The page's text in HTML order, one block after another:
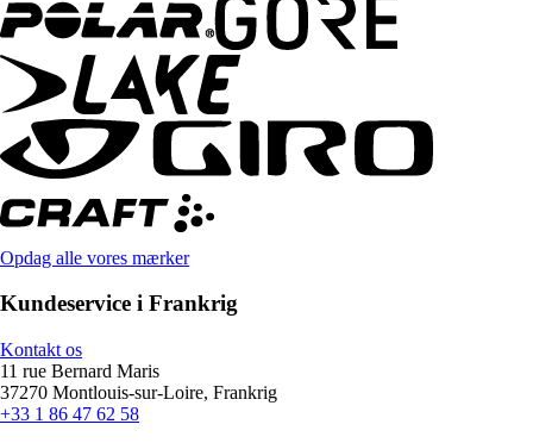
Opdag alle vores mærker
Kundeservice i Frankrig
Kontakt os
11 rue Bernard Maris
37270 Montlouis-sur-Loire, Frankrig
+33 1 86 47 62 58